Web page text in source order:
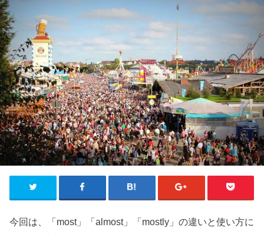
今回は、「most」「almost」「mostly」の違いと使い方に